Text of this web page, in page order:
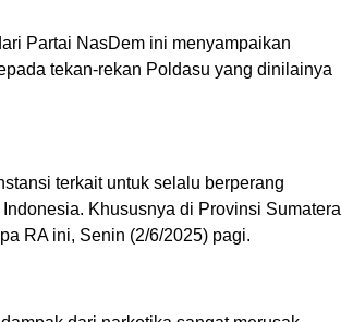
Partai NasDem ini menyampaikan
tekan-rekan Poldasu yang dinilainya
terkait untuk selalu berperang
Khususnya di Provinsi Sumatera
RA ini, Senin (2/6/2025) pagi.